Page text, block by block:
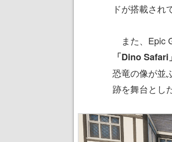
ドが搭載され
また、Epic
「Dino Safari」
恐竜の像が並
跡を舞台とし